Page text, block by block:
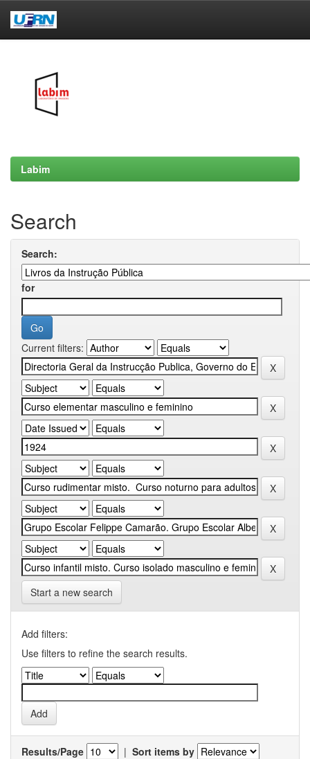
Labim
Search
Search:
for
Current filters:
Start a new search
Add filters:
Use filters to refine the search results.
Results/Page | Sort items by